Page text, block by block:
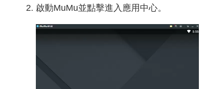
啟動MuMu並點擊進入應用中心。